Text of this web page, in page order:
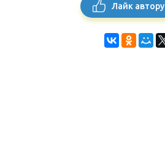
Лайк автору